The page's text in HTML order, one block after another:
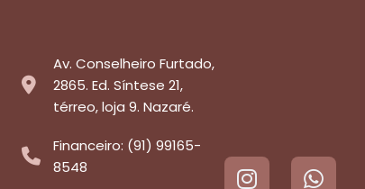
Av. Conselheiro Furtado,
2865. Ed. Síntese 21,
térreo, loja 9. Nazaré.
Financeiro: (91) 99165-
8548